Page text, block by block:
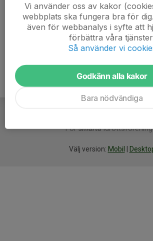
Titel
Tränare
40 år
Försmarta
Välj version: Mobil
Vi använder oss av kakor
webbplats ska fungera bra för
även för webbanalys i syfte att
förbättra våra
Så använder vi
Godkänn alla kakor
Bara nödvändiga